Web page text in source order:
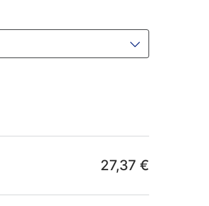
27,37 €